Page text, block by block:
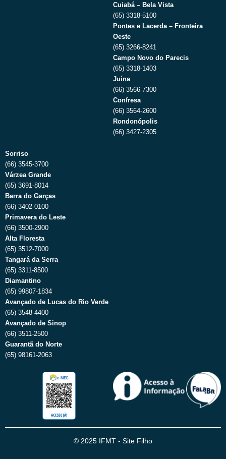
Cuiabá – Bela Vista
(65) 3318-5100
Pontes e Lacerda – Fronteira
Oeste
(65) 3266-8241
Campo Novo do Parecis
(65) 3318-1403
Juína
(66) 3566-7300
Confresa
(66) 3564-2600
Rondonópolis
(66) 3427-2305
Sorriso
(66) 3545-3700
Várzea Grande
(65) 3691-8014
Barra do Garças
(66) 3402-0100
Primavera do Leste
(66) 3500-2900
Alta Floresta
(65) 3512-7000
Tangará da Serra
(65) 3311-8500
Diamantino
(65) 99807-1834
Avançado de Lucas do Rio Verde
(65) 3548-4400
Avançado de Sinop
(66) 3511-2500
Guarantã do Norte
(65) 98161-2063
© 2025 IFMT - Site Filho